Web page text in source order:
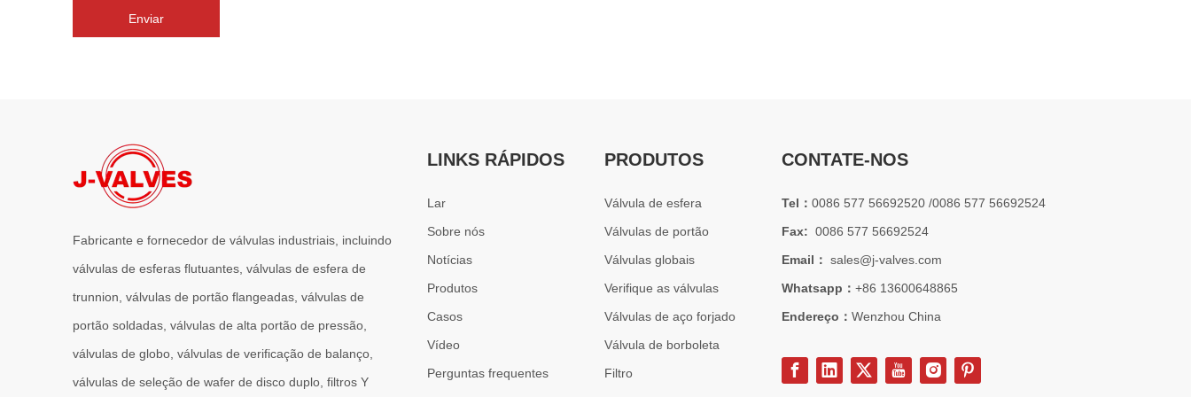
Os sistemas de engenharia naval operam em alguns
2026-07-01
Enviar
Fabricante e fornecedor de válvulas industriais, incluindo
válvulas de esferas flutuantes, válvulas de esfera de
trunnion, válvulas de portão flangeadas, válvulas de
portão soldadas, válvulas de alta portão de pressão,
válvulas de globo, válvulas de verificação de balanço,
válvulas de seleção de wafer de disco duplo, filtros Y
LINKS RÁPIDOS
Lar
Sobre nós
Notícias
Produtos
Casos
Vídeo
Perguntas frequentes
PRODUTOS
Válvula de esfera
Válvulas de portão
Válvulas globais
Verifique as válvulas
Válvulas de aço forjado
Válvula de borboleta
Filtro
CONTATE-NOS
Tel： 0086 577 56692520 /0086 577 56692524
Fax: 0086 577 56692524
Email： sales@j-valves.com
Whatsapp： +86 13600648865
Endereço： Wenzhou China